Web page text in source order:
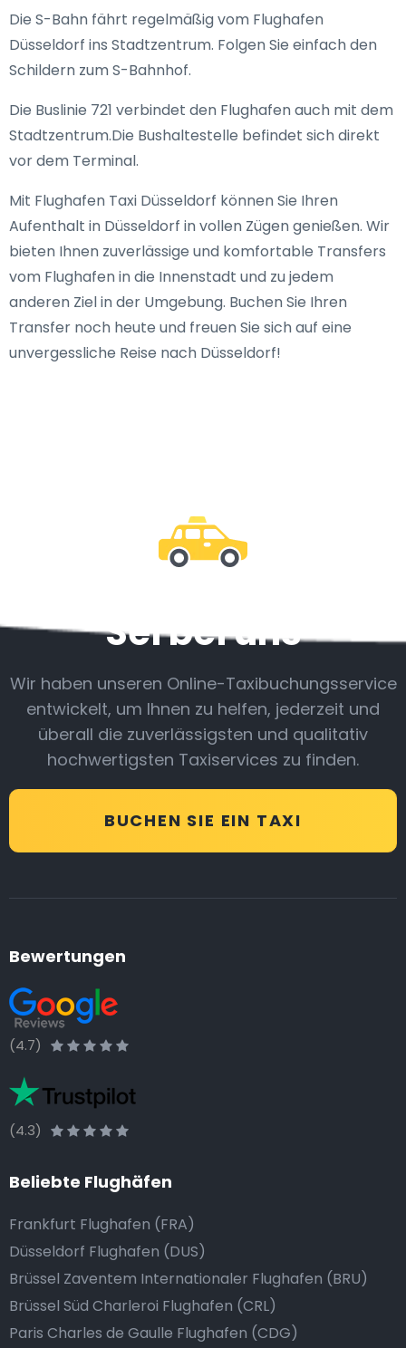
Die S-Bahn fährt regelmäßig vom Flughafen
Düsseldorf ins Stadtzentrum. Folgen Sie einfach den
Schildern zum S-Bahnhof.
Die Buslinie 721 verbindet den Flughafen auch mit dem
Stadtzentrum.Die Bushaltestelle befindet sich direkt
vor dem Terminal.
Mit Flughafen Taxi Düsseldorf können Sie Ihren
Aufenthalt in Düsseldorf in vollen Zügen genießen. Wir
bieten Ihnen zuverlässige und komfortable Transfers
vom Flughafen in die Innenstadt und zu jedem
anderen Ziel in der Umgebung. Buchen Sie Ihren
Transfer noch heute und freuen Sie sich auf eine
unvergessliche Reise nach Düsseldorf!
Sei bei uns
Wir haben unseren Online-Taxibuchungsservice
entwickelt, um Ihnen zu helfen, jederzeit und
überall die zuverlässigsten und qualitativ
hochwertigsten Taxiservices zu finden.
BUCHEN SIE EIN TAXI
Bewertungen
(4.7)
(4.3)
Beliebte Flughäfen
Frankfurt Flughafen (FRA)
Düsseldorf Flughafen (DUS)
Brüssel Zaventem Internationaler Flughafen (BRU)
Brüssel Süd Charleroi Flughafen (CRL)
Paris Charles de Gaulle Flughafen (CDG)